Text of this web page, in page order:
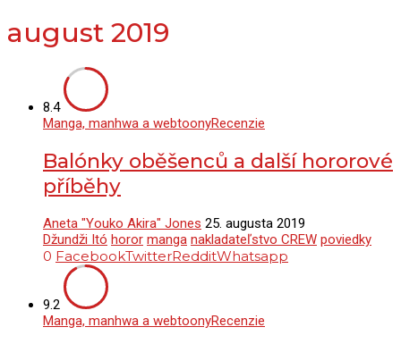
august 2019
8.4
Manga, manhwa a webtoonyRecenzie
Balónky oběšenců a další hororové
příběhy
Aneta "Youko Akira" Jones 25. augusta 2019
Džundži Itó horor manga nakladateľstvo CREW poviedky
0 FacebookTwitterRedditWhatsapp
9.2
Manga, manhwa a webtoonyRecenzie